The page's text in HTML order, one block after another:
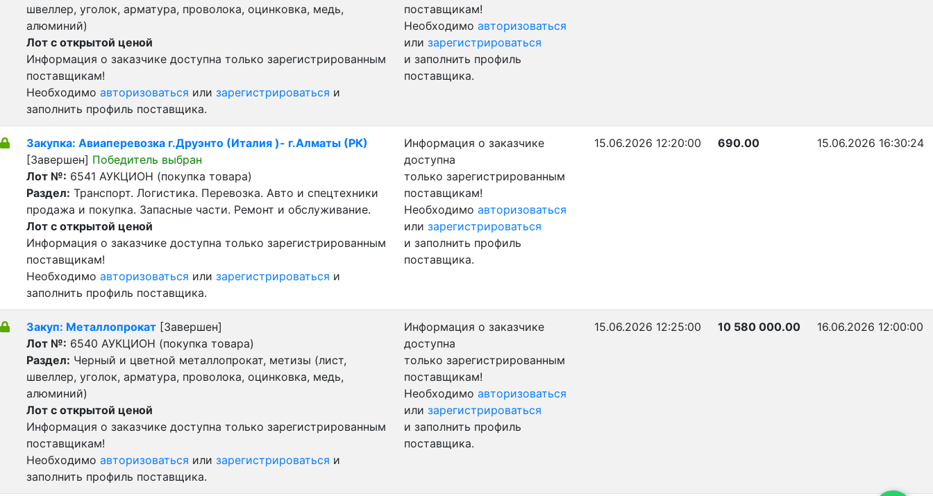
швеллер, уголок, арматура, проволока, оцинковка, медь,
алюминий)
Лот с открытой ценой
Информация о заказчике доступна только зарегистрированным
поставщикам!
Необходимо авторизоваться или зарегистрироваться и
заполнить профиль поставщика.
поставщикам!
Необходимо авторизоваться
или зарегистрироваться
и заполнить профиль
поставщика.
Закупка: Авиаперевозка г.Друэнто (Италия )- г.Алматы (РК)
[Завершен] Победитель выбран
Лот №: 6541 АУКЦИОН (покупка товара)
Раздел: Транспорт. Логистика. Перевозка. Авто и спецтехники
продажа и покупка. Запасные части. Ремонт и обслуживание.
Лот с открытой ценой
Информация о заказчике доступна только зарегистрированным
поставщикам!
Необходимо авторизоваться или зарегистрироваться и
заполнить профиль поставщика.
Информация о заказчике
доступна
только зарегистрированным
поставщикам!
Необходимо авторизоваться
или зарегистрироваться
и заполнить профиль
поставщика.
15.06.2026 12:20:00 690.00 15.06.2026 16:30:24
Закуп: Металлопрокат [Завершен]
Лот №: 6540 АУКЦИОН (покупка товара)
Раздел: Черный и цветной металлопрокат, метизы (лист,
швеллер, уголок, арматура, проволока, оцинковка, медь,
алюминий)
Лот с открытой ценой
Информация о заказчике доступна только зарегистрированным
поставщикам!
Необходимо авторизоваться или зарегистрироваться и
заполнить профиль поставщика.
Информация о заказчике
доступна
только зарегистрированным
поставщикам!
Необходимо авторизоваться
или зарегистрироваться
и заполнить профиль
поставщика.
15.06.2026 12:25:00 10 580 000.00 16.06.2026 12:00:00